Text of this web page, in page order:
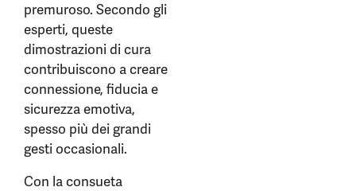
premuroso. Secondo gli
esperti, queste
dimostrazioni di cura
contribuiscono a creare
connessione, fiducia e
sicurezza emotiva,
spesso più dei grandi
gesti occasionali.
Con la consueta